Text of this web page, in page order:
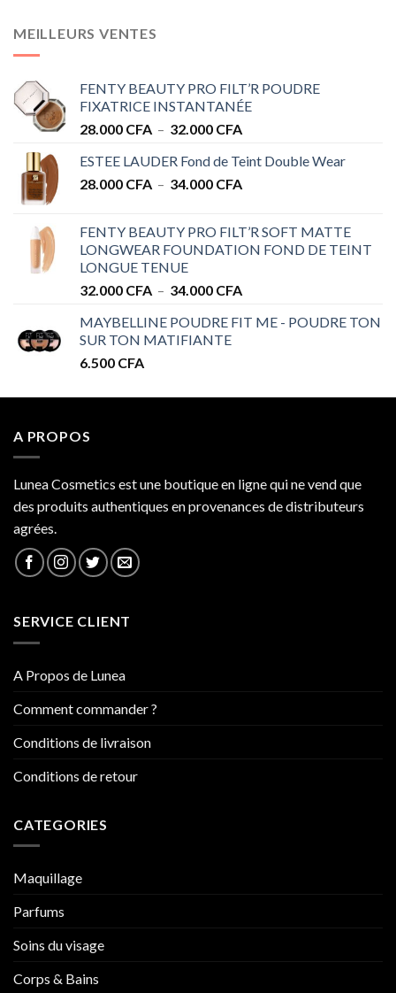
MEILLEURS VENTES
FENTY BEAUTY PRO FILT’R POUDRE
FIXATRICE INSTANTANÉE
28.000 CFA – 32.000 CFA
prix :
28.000 CFA
ESTEE LAUDER Fond de Teint Double Wear
28.000 CFA – 34.000 CFA
28.000 CFA
à
FENTY BEAUTY PRO FILT’R SOFT MATTE
LONGWEAR FOUNDATION FOND DE TEINT
LONGUE TENUE
32.000 CFA – 34.000 CFA
prix :
MAYBELLINE POUDRE FIT ME - POUDRE TON
SUR TON MATIFIANTE
6.500 CFA
A PROPOS
Lunea Cosmetics est une boutique en ligne qui ne vend que
des produits authentiques en provenances de distributeurs
agrées.
SERVICE CLIENT
A Propos de Lunea
Comment commander ?
Conditions de livraison
Conditions de retour
CATEGORIES
Maquillage
Parfums
Soins du visage
Corps & Bains